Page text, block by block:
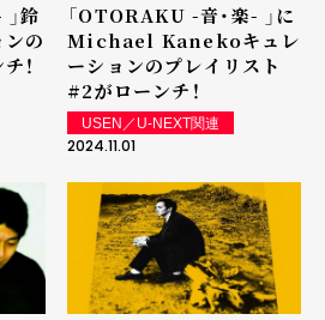
鈴
の
！
「OTORAKU -音・楽- 」に
Michael Kanekoキュレ
ーションのプレイリスト
#2がローンチ！
USEN／U-NEXT関連
2024.11.01